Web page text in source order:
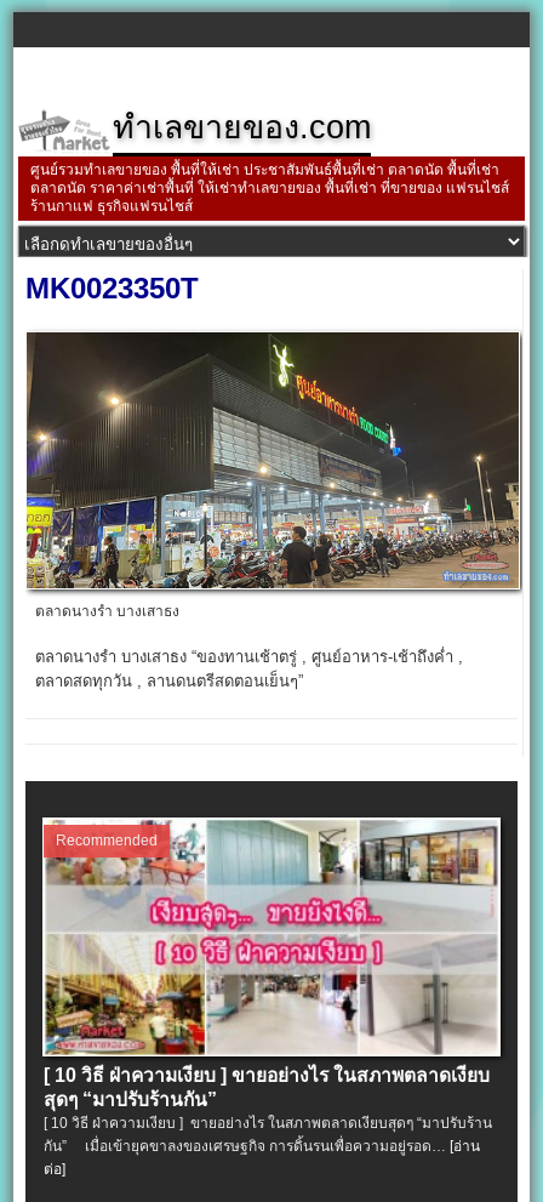
ทำเลขายของ.com
ศูนย์รวมทำเลขายของ พื้นที่ให้เช่า ประชาสัมพันธ์พื้นที่เช่า ตลาดนัด พื้นที่เช่า
ตลาดนัด ราคาค่าเช่าพื้นที่ ให้เช่าทำเลขายของ พื้นที่เช่า ที่ขายของ แฟรนไชส์
ร้านกาแฟ ธุรกิจแฟรนไชส์
MK0023350T
ตลาดนางรำ บางเสาธง
ตลาดนางรำ บางเสาธง “ของทานเช้าตรู่ , ศูนย์อาหาร-เช้าถึงค่ำ ,
ตลาดสดทุกวัน , ลานดนตรีสดตอนเย็นๆ”
Recommended
[ 10 วิธี ฝ่าความเงียบ ] ขายอย่างไร ในสภาพตลาดเงียบ
สุดๆ “มาปรับร้านกัน”
[ 10 วิธี ฝ่าความเงียบ ] ขายอย่างไร ในสภาพตลาดเงียบสุดๆ “มาปรับร้าน
กัน” เมื่อเข้ายุคขาลงของเศรษฐกิจ การดิ้นรนเพื่อความอยู่รอด… [อ่าน
ต่อ]